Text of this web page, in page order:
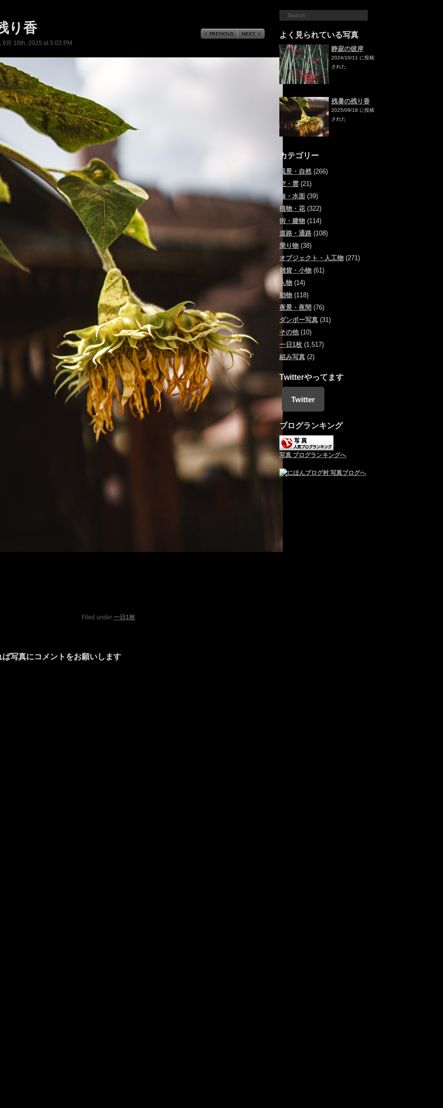
り香
9月 18th, 2025 at 5:03 PM
Filed under 一日1枚.
ば写真にコメントをお願いします
よく見られている写真
静寂の彼岸
2024/10/11 に投稿
された
残暑の残り香
2025/09/18 に投稿
された
カテゴリー
風景・自然 (266)
空・雲 (21)
海・水面 (39)
植物・花(322)
街・建物 (114)
道路・通路 (108)
乗り物 (38)
オブジェクト・人工物 (271)
雑貨・小物 (61)
人物 (14)
動物 (118)
夜景・夜間 (76)
ダンボー写真 (31)
その他(10)
一日1枚 (1,517)
組み写真 (2)
Twitterやってます
Twitter
ブログランキング
写真 ブログランキングへ